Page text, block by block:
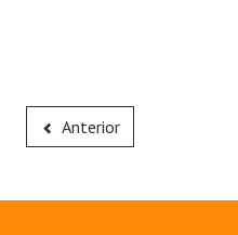
Anterior